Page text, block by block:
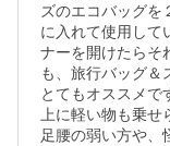
ズのエコバッグを
に入れて使用して
ナーを開けたらそ
も、旅行バッグ＆
とてもオススメで
上に軽い物も乗せ
足腰の弱い方や、